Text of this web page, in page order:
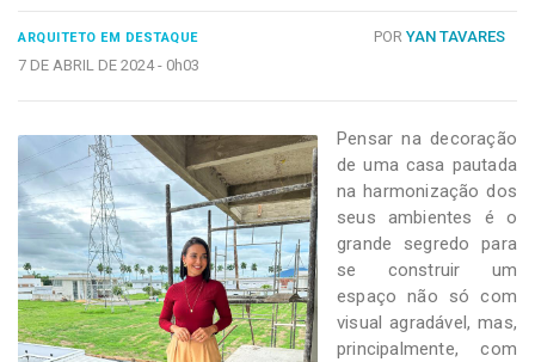
FALE
CONOSCO
Copyright
Desenvolvido
por
Hesea
Tecnologia
Sistemas
ARQUITETO EM DESTAQUE POR YAN TAVARES
7 DE ABRIL DE 2024 - 0h03
Pensar na decoração
de uma casa pautada
na harmonização dos
seus ambientes é o
grande segredo para
se construir um
espaço não só com
visual agradável, mas,
principalmente, com